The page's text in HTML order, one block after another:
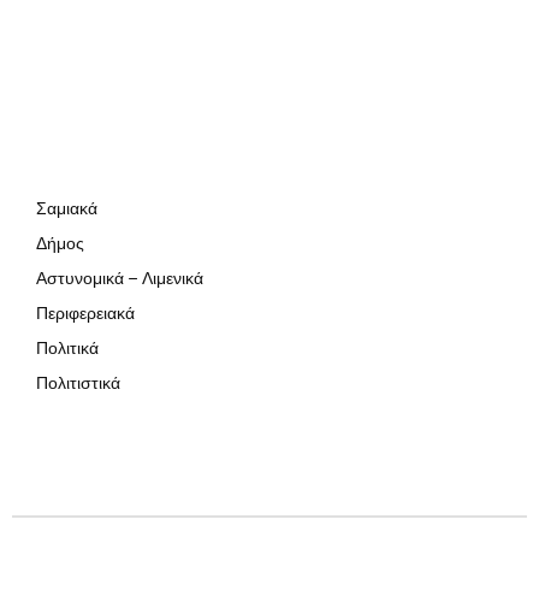
Σαμιακά
Δήμος
Αστυνομικά – Λιμενικά
Περιφερειακά
Πολιτικά
Πολιτιστικά